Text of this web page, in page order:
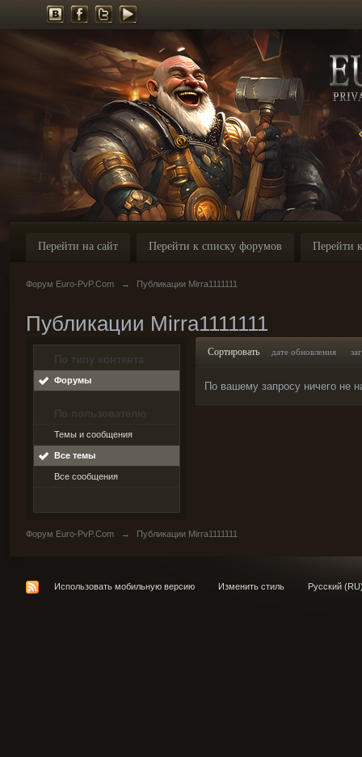
Перейти на сайт Перейти к списку форумов Перейти
Форум Euro-PvP.Com → Публикации Mirra1111111
Публикации Mirra1111111
По типу контента
Форумы
По пользователю
Темы и сообщения
Все темы
Все сообщения
Сортировать дате обновления
По вашему запросу ничего не
Форум Euro-PvP.Com → Публикации Mirra1111111
Использовать мобильную версию Изменить стиль Русский